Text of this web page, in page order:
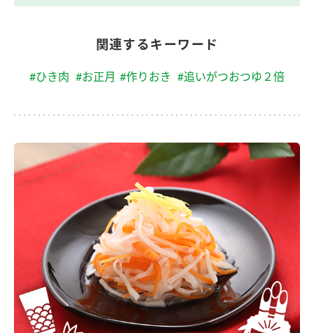
関連するキーワード
#ひき肉 #お正月 #作りおき #追いがつおつゆ２倍